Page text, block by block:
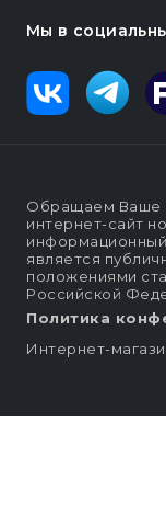
Мы в
Обращаем Ваше
интернет-сайт
информационный
является
положениями
Российской
Политика
Интернет-